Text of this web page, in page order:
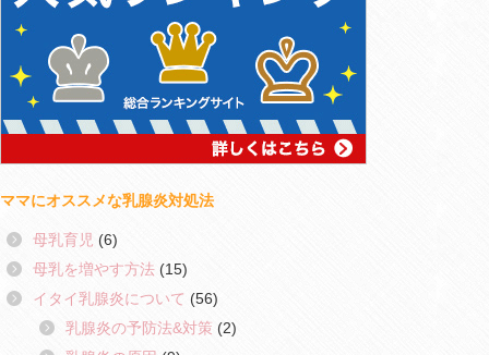
ママにオススメな乳腺炎対処法
母乳育児 (6)
母乳を増やす方法 (15)
イタイ乳腺炎について (56)
乳腺炎の予防法&対策 (2)